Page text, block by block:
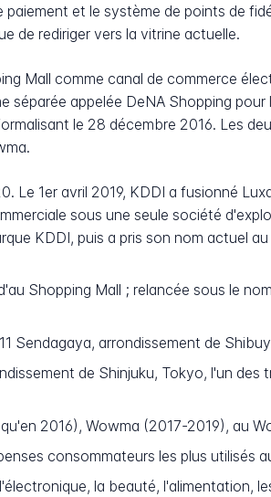
et le système de points de
de rediriger vers la vitrine actuelle.
Mall comme canal de commerce
appelée DeNA Shopping
le 28 décembre 2016. Les
Le 1er avril 2019, KDDI a fusionné
sous une seule société
KDDI, puis a pris son nom actuel
Shopping Mall ; relancée sous le
Sendagaya, arrondissement de
de Shinjuku, Tokyo, l'un des
2016), Wowma (2017-2019), au
consommateurs les plus utilisés
la beauté, l'alimentation,